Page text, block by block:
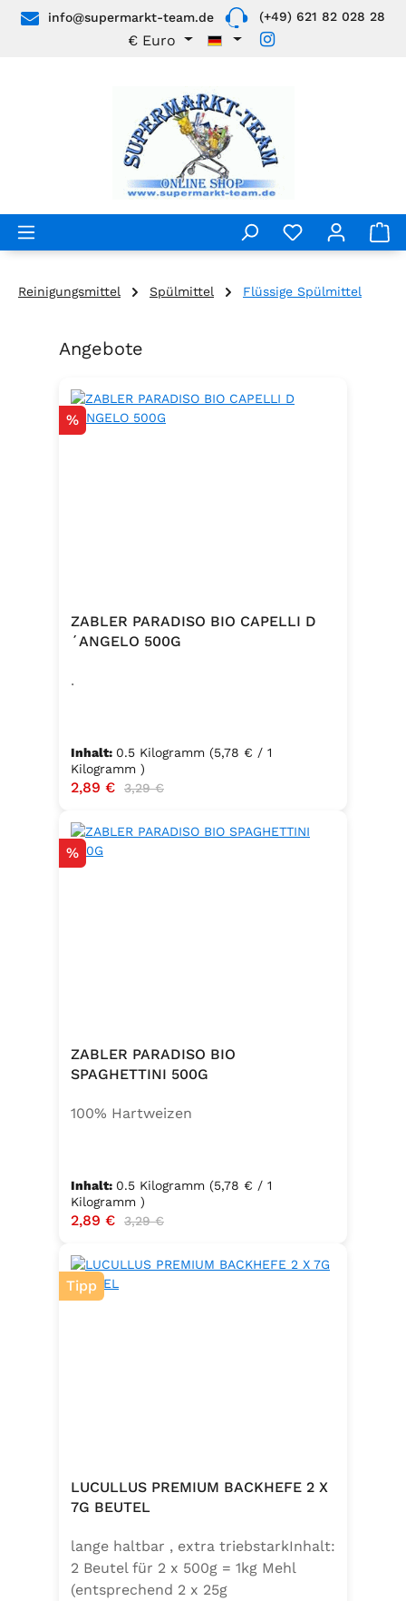
Zum Hauptinhalt springen
info@supermarkt-team.de (+49) 621 82 028 28
€ Euro
Reinigungsmittel Spülmittel Flüssige Spülmittel
Produktgalerie überspringen
Angebote
Rabatt
%
ZABLER PARADISO BIO CAPELLI D
´ANGELO 500G
.
Inhalt: 0.5 Kilogramm (5,78 € / 1
Kilogramm )
Verkaufspreis:
2,89 € Regulärer Preis:
3,29 €
Rabatt
%
ZABLER PARADISO BIO
SPAGHETTINI 500G
100% Hartweizen
Inhalt: 0.5 Kilogramm (5,78 € / 1
Kilogramm )
Verkaufspreis:
2,89 € Regulärer Preis:
3,29 €
Tipp
LUCULLUS PREMIUM BACKHEFE 2 X
7G BEUTEL
lange haltbar , extra triebstarkInhalt:
2 Beutel für 2 x 500g = 1kg Mehl
(entsprechend 2 x 25g